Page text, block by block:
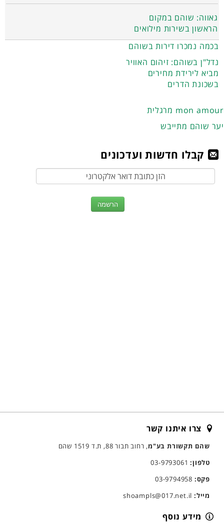
גאווה: שוהם במקום
הראשון בשירות מילואים
בכמה נמכרו דירות בשוהם
נדל"ן בשוהם: זיהום האוויר
מביא לירידת מחירים
בשכונת הדרים
מרגלית mon amour
יער שוהם מתייבש
קבלו חדשות ועדכונים
צרו איתנו קשר
שהם תקשורת בע"מ, רחוב תבור 88, ת.ד 1519 שהם
טלפון:03-9793061
פקס:
מייל:
מידע נוסף